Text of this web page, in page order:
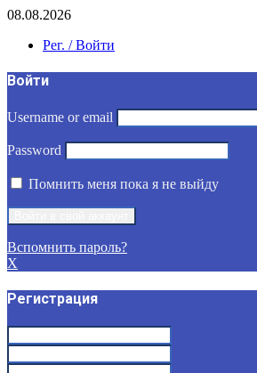
08.08.2026
Рег. / Войти
Войти
Username or email
Password
Помнить меня пока я не выйду
Вспомнить пароль?
X
Регистрация